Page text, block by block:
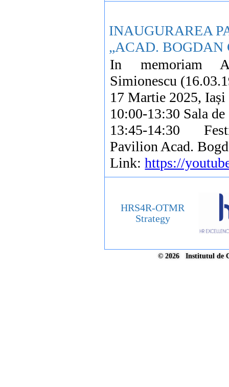
INAUGURAREA
„ACAD. BOGDAN
In memoriam
Simionescu
17 Martie 2025, Iași
10:00-13:30 Sala
13:45-14:30
Pavilion Acad.
Link:https://
HRS4R-OTMR
Strategy
© 2026 Institutul de